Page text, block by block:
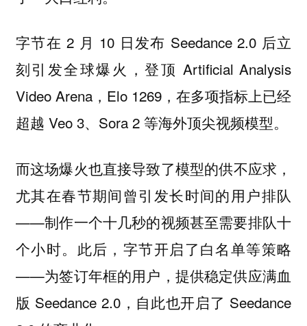
字节在 2 月 10 日发布 Seedance 2.0 后立
刻引发全球爆火，登顶 Artificial Analysis
Video Arena，Elo 1269，在多项指标上已经
超越 Veo 3、Sora 2 等海外顶尖视频模型。
而这场爆火也直接导致了模型的供不应求，
尤其在春节期间曾引发长时间的用户排队
——制作一个十几秒的视频甚至需要排队十
个小时。此后，字节开启了白名单等策略
——为签订年框的用户，提供稳定供应满血
版 Seedance 2.0，自此也开启了 Seedance